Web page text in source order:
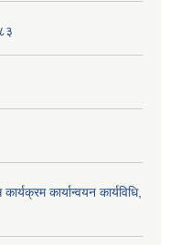
कार्यान्वयन कार्यविधि,